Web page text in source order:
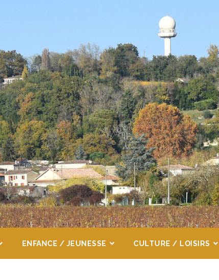
ENFANCE / JEUNESSE CULTURE / LOISIRS